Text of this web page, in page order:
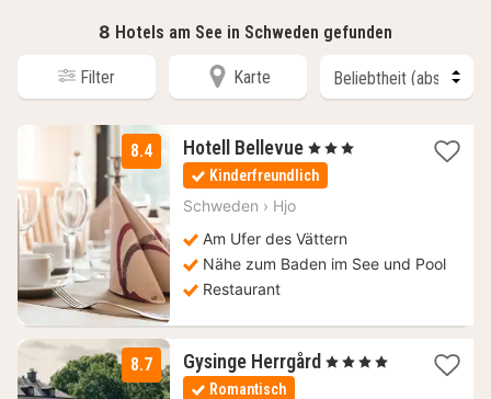
8 Hotels am See in Schweden gefunden
Filter Karte
8.4 Hotell Bellevue 3
Nächte
ab
, 3 Sterne
Kinderfreundlich
Schweden › Hjo
Am Ufer des Vättern
Nähe zum Baden im See und Pool
Restaurant
8.7 Gysinge Herrgård 2
, 4 Sterne
Romantisch